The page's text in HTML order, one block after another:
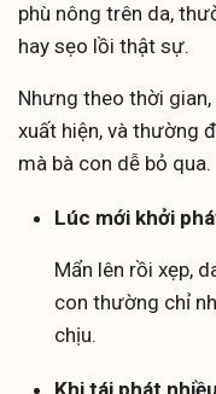
phù nông trên da,
hay sẹo lồi thật sự.
Nhưng theo thời
xuất hiện, và thường
mà bà con dễ bỏ qua.
Lúc mới khởi
Mẩn lên rồi xẹp,
con thường chỉ
chịu.
Khi tái phát